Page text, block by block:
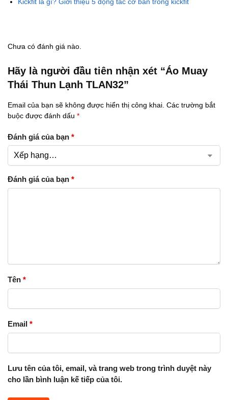
Chưa có đánh giá nào.
Hãy là người đầu tiên nhận xét “Áo Muay
Thái Thun Lạnh TLAN32”
Email của bạn sẽ không được hiển thị công khai. Các trường bắt
buộc được đánh dấu *
Đánh giá của bạn *
Đánh giá của bạn *
Tên *
Email *
Lưu tên của tôi, email, và trang web trong trình duyệt này
cho lần bình luận kế tiếp của tôi.